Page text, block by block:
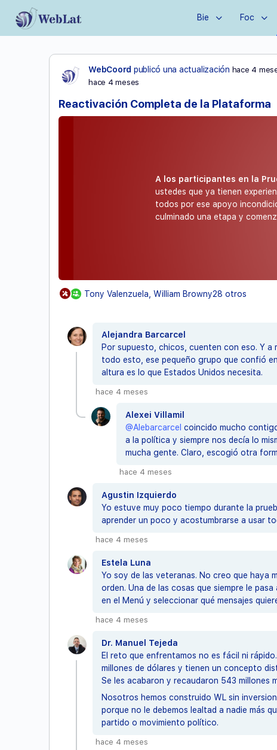
Bie Foc
WebCoord publicó una actualización hace 4
hace 4 meses
Reactivación Completa de la Plataforma
A los participantes en la
ustedes que ya tienen
todos por ese apoyo
culminado una etapa y
Tony Valenzuela, William Browny28 otros
Alejandra Barcarcel
Por supuesto, chicos, cuenten con eso. Y
todo esto, ese pequeño grupo que confió
altura es lo que Estados Unidos necesita.
hace 4 meses
Alexei Villamil
@Alebarcarcel coincido mucho
a la política y siempre nos decía lo
mucha gente. Claro, escogió otra
hace 4 meses
Agustin Izquierdo
Yo estuve muy poco tiempo durante la
aprender un poco y acostumbrarse a usar
hace 4 meses
Estela Luna
Yo soy de las veteranas. No creo que haya
orden. Una de las cosas que siempre le
en el Menú y seleccionar qué mensajes
hace 4 meses
Dr. Manuel Tejeda
El reto que enfrentamos no es fácil ni
millones de dólares y tienen un concepto
Se les acabaron y recaudaron 543 millones
Nosotros hemos construido WL sin
porque no le debemos lealtad a nadie más
partido o movimiento político.
hace 4 meses